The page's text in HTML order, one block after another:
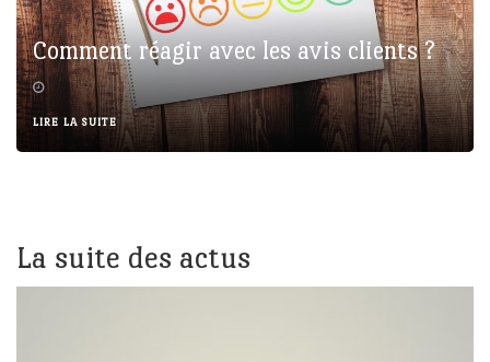
Comment réagir avec les avis clients ?
LIRE LA SUITE
La suite des actus